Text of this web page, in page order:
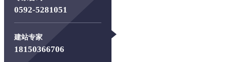
0592-5281051
建站专家
18150366706